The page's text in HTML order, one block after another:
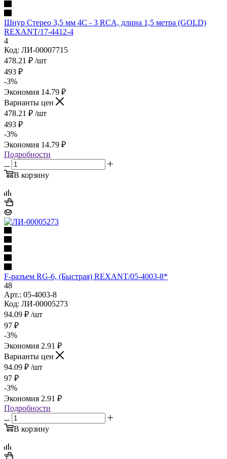
Шнур Стерео 3,5 мм 4C - 3 RCA, длина 1,5 мeтра (GOLD)
REXANT/17-4412-4
4
Код: ЛИ-00007715
478.21 ₽ /шт
493 ₽
-3%
Экономия 14.79 ₽
Варианты цен
478.21 ₽ /шт
493 ₽
-3%
Экономия 14.79 ₽
Подробности
В корзину
F-разъем RG-6, (Быстрая) REXANT/05-4003-8*
48
Арт.: 05-4003-8
Код: ЛИ-00005273
94.09 ₽ /шт
97 ₽
-3%
Экономия 2.91 ₽
Варианты цен
94.09 ₽ /шт
97 ₽
-3%
Экономия 2.91 ₽
Подробности
В корзину